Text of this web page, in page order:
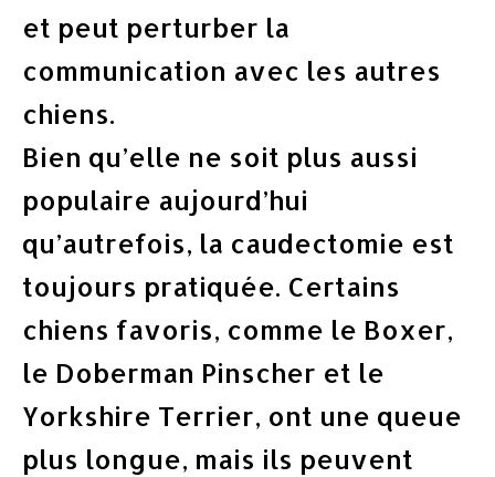
et peut perturber la
communication avec les autres
chiens.
Bien qu’elle ne soit plus aussi
populaire aujourd’hui
qu’autrefois, la caudectomie est
toujours pratiquée. Certains
chiens favoris, comme le Boxer,
le Doberman Pinscher et le
Yorkshire Terrier, ont une queue
plus longue, mais ils peuvent